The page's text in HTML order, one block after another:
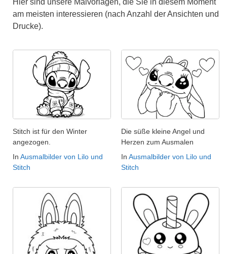
am meisten interessieren (nach Anzahl der Ansichten und
Drucke).
Stitch ist für den Winter
angezogen.
In Ausmalbilder von Lilo und
Stitch
Die süße kleine Angel und
Herzen zum Ausmalen
In Ausmalbilder von Lilo und
Stitch